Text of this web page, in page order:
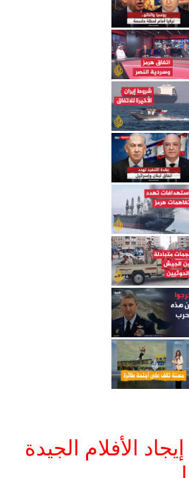
الأفلام الجيدة